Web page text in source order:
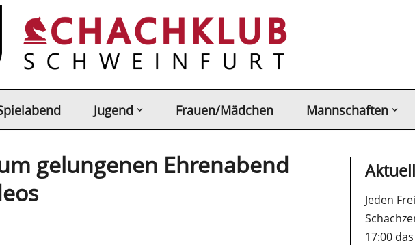
Jugend Frauen/Mädchen Mannschaften
gelungenen Ehrenabend
Jeden
17:00 das